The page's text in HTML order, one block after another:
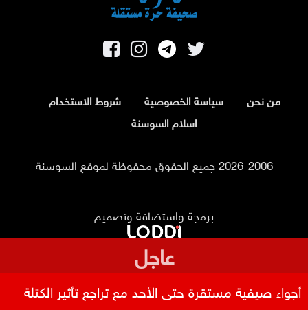
من نحن سياسة الخصوصية
شروط الاستخدام
اسلام السوسنة
2026-2006 جميع الحقوق محفوظة لموقع السوسنة
برمجة واستضافة وتصميم
عاجل
أجواء صيفية مستقرة حتى الأحد مع تراجع تأثير الكتلة